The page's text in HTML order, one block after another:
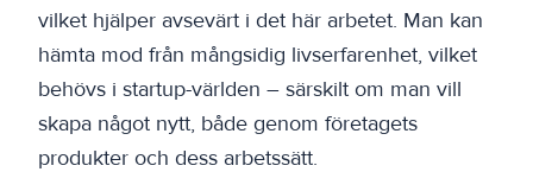
vilket hjälper avsevärt i det här arbetet. Man kan
hämta mod från mångsidig livserfarenhet, vilket
behövs i startup-världen – särskilt om man vill
skapa något nytt, både genom företagets
produkter och dess arbetssätt.